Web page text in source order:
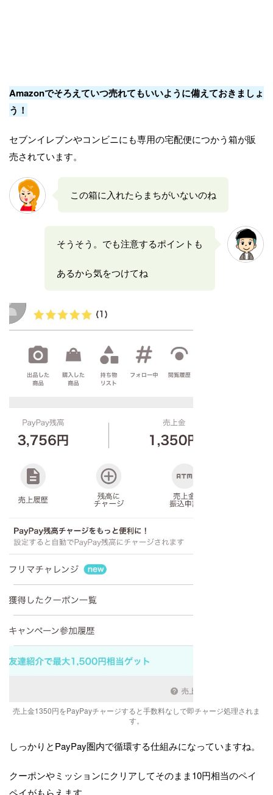
Amazonでそろえていつ売れてもいいように備えておきましょ
う！
セブンイレブンやコンビニにも専用の宅配便につかう箱が販
売されています。
この箱に入れたらまちがいないのね
そうそう。でも注意するポイントも
あるから気をつけてね
売上金1350円をPayPayチャージすると手数料なしで即チャージ処理されま
す。
しっかりとPayPay圏内で循環する仕組みになっていますね。
クーポンやミッションにクリアしてそのまま10円相当のペイ
ペイがもらえます。